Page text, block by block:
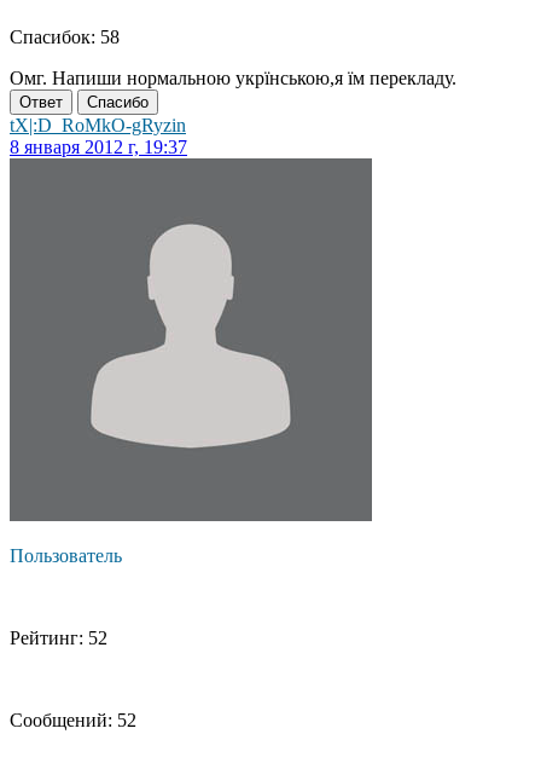
Спасибок: 58
Омг. Напиши нормальною укрїнською,я їм перекладу.
Ответ Спасибо
tX|:D_RoMkO-gRyzin
8 января 2012 г, 19:37
Пользователь
Рейтинг: 52
Сообщений: 52